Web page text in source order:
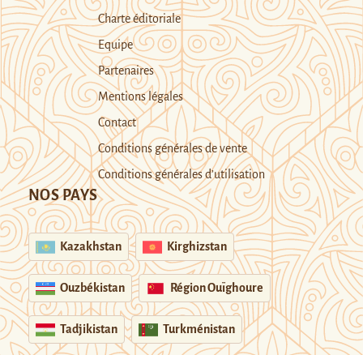
Charte éditoriale
Equipe
Partenaires
Mentions légales
Contact
Conditions générales de vente
Conditions générales d’utilisation
NOS PAYS
Kazakhstan Kirghizstan
Ouzbékistan Région Ouïghoure
Tadjikistan Turkménistan